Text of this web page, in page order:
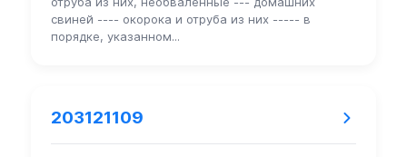
свиней ---- окорока и отруба из них ----- в
порядке, указанном...
203121109